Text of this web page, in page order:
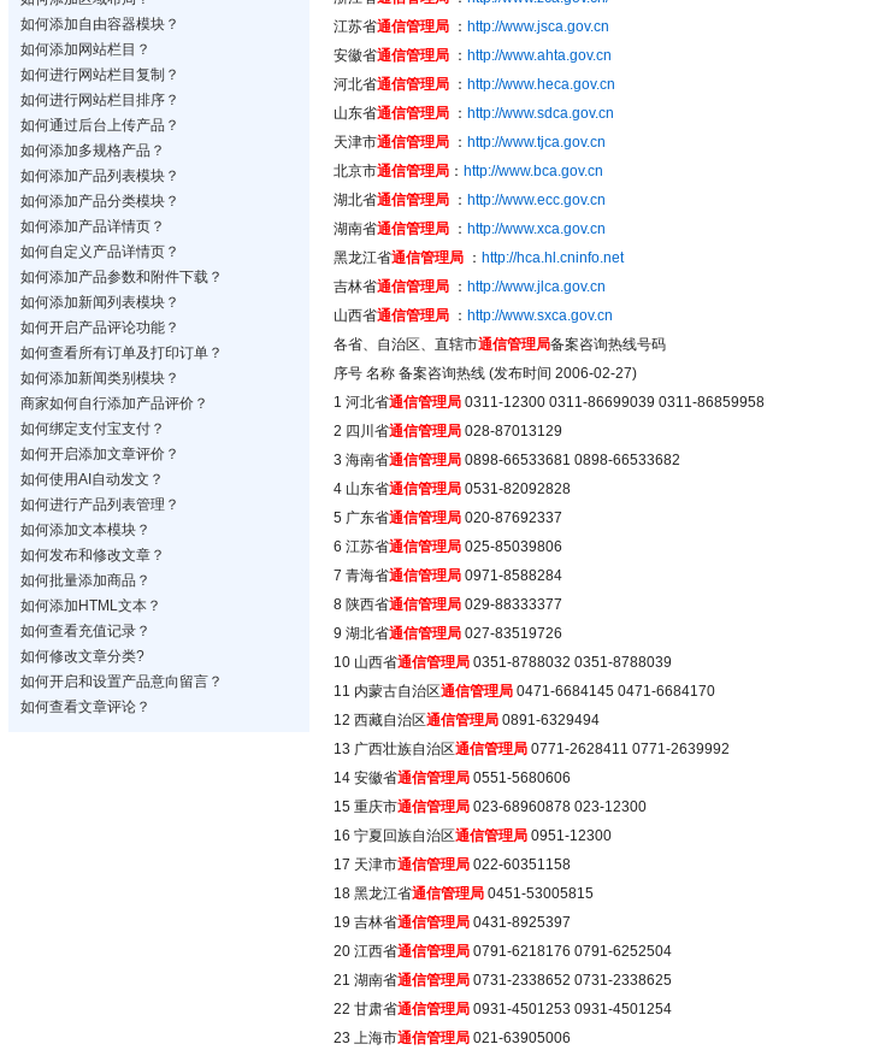
如何添加自由容器模块？
如何添加网站栏目？
如何进行网站栏目复制？
如何进行网站栏目排序？
如何通过后台上传产品？
如何添加多规格产品？
如何添加产品列表模块？
如何添加产品分类模块？
如何添加产品详情页？
如何自定义产品详情页？
如何添加产品参数和附件下载？
如何添加新闻列表模块？
如何开启产品评论功能？
如何查看所有订单及打印订单？
如何添加新闻类别模块？
商家如何自行添加产品评价？
如何绑定支付宝支付？
如何开启添加文章评价？
如何使用AI自动发文？
如何进行产品列表管理？
如何添加文本模块？
如何发布和修改文章？
如何批量添加商品？
如何添加HTML文本？
如何查看充值记录？
如何修改文章分类?
如何开启和设置产品意向留言？
如何查看文章评论？
江苏省通信管理局 ： http://www.jsca.gov.cn
安徽省通信管理局 ： http://www.ahta.gov.cn
河北省通信管理局 ： http://www.heca.gov.cn
山东省通信管理局 ： http://www.sdca.gov.cn
天津市通信管理局 ： http://www.tjca.gov.cn
北京市通信管理局 ： http://www.bca.gov.cn
湖北省通信管理局 ： http://www.ecc.gov.cn
湖南省通信管理局 ： http://www.xca.gov.cn
黑龙江省通信管理局 ： http://hca.hl.cninfo.net
吉林省通信管理局 ： http://www.jlca.gov.cn
山西省通信管理局 ： http://www.sxca.gov.cn
各省、自治区、直辖市通信管理局备案咨询热线号码
序号 名称 备案咨询热线 (发布时间 2006-02-27)
1 河北省通信管理局 0311-12300 0311-86699039 0311-86859958
2 四川省通信管理局 028-87013129
3 海南省通信管理局 0898-66533681 0898-66533682
4 山东省通信管理局 0531-82092828
5 广东省通信管理局 020-87692337
6 江苏省通信管理局 025-85039806
7 青海省通信管理局 0971-8588284
8 陕西省通信管理局 029-88333377
9 湖北省通信管理局 027-83519726
10 山西省通信管理局 0351-8788032 0351-8788039
11 内蒙古自治区通信管理局 0471-6684145 0471-6684170
12 西藏自治区通信管理局 0891-6329494
13 广西壮族自治区通信管理局 0771-2628411 0771-2639992
14 安徽省通信管理局 0551-5680606
15 重庆市通信管理局 023-68960878 023-12300
16 宁夏回族自治区通信管理局 0951-12300
17 天津市通信管理局 022-60351158
18 黑龙江省通信管理局 0451-53005815
19 吉林省通信管理局 0431-8925397
20 江西省通信管理局 0791-6218176 0791-6252504
21 湖南省通信管理局 0731-2338652 0731-2338625
22 甘肃省通信管理局 0931-4501253 0931-4501254
23 上海市通信管理局 021-63905006